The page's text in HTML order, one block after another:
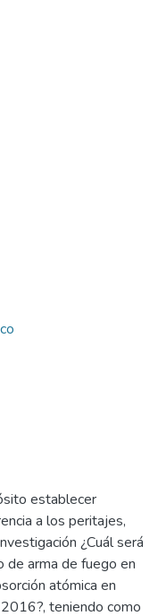
establecer
a los peritajes,
¿Cuál será
de arma de fuego en
atómica en
teniendo como